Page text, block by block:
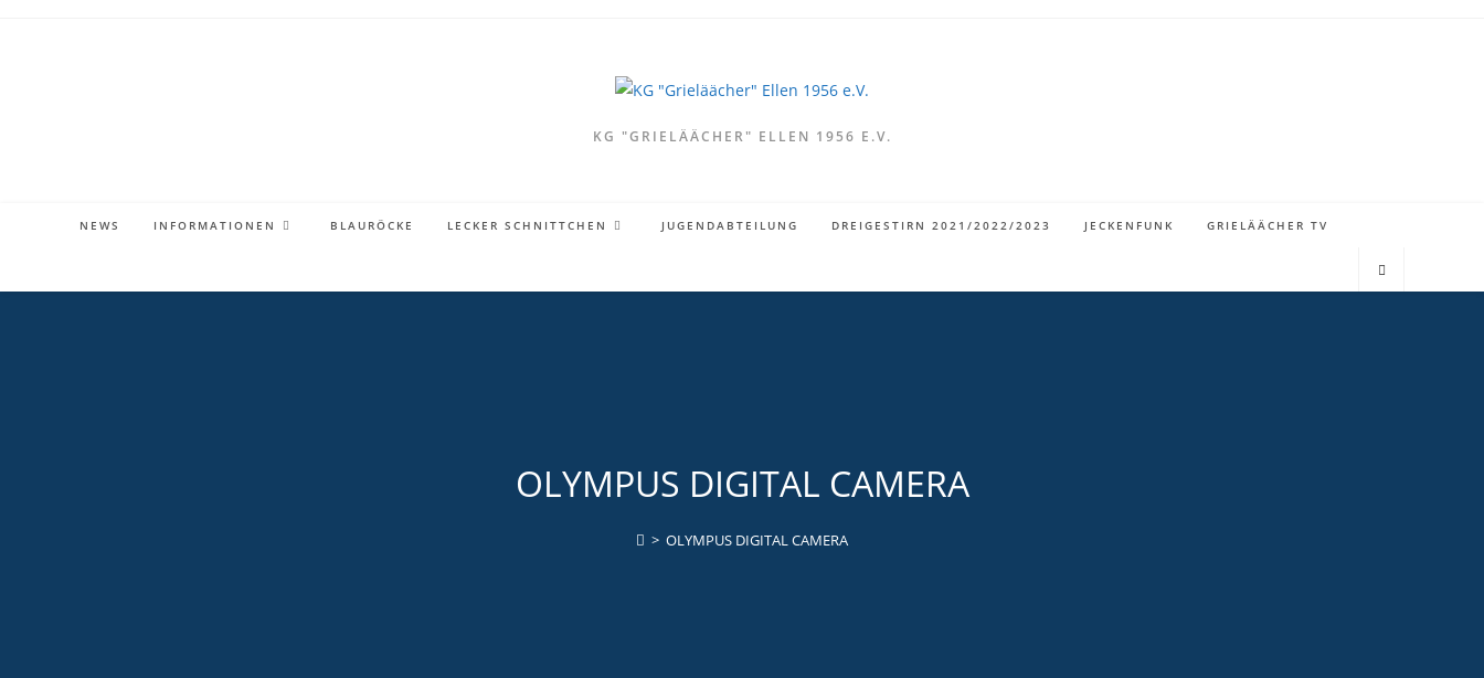
KG "GRIELÄÄCHER" ELLEN 1956 E.V.
NEWS INFORMATIONEN BLAURÖCKE LECKER SCHNITTCHEN JUGENDABTEILUNG DREIGESTIRN 2021/2022/2023 JECKENFUNK GRIELÄÄCHER TV
OLYMPUS DIGITAL CAMERA
> OLYMPUS DIGITAL CAMERA